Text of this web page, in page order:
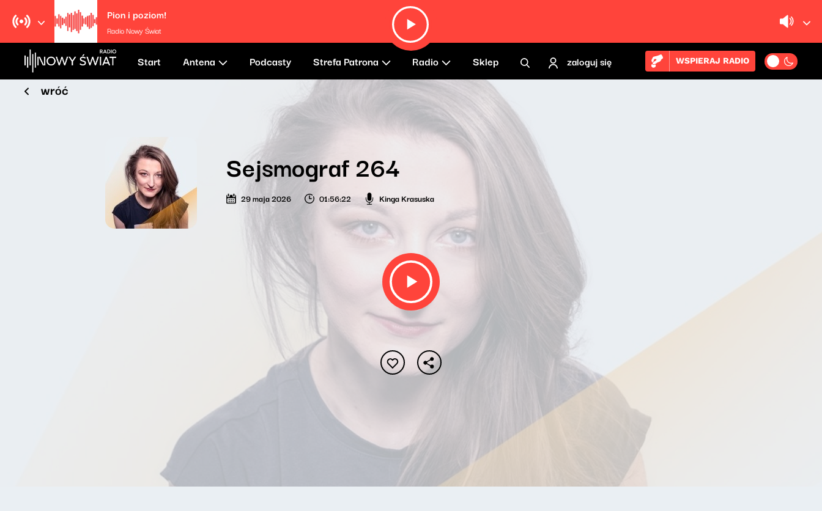
Pion i poziom!
Radio Nowy Świat
Start Antena Podcasty Strefa Patrona Radio Sklep zaloguj się WSPIERAJ RADIO
wróć
Sejsmograf 264
29 maja 2026 01:56:22 Kinga Krasuska